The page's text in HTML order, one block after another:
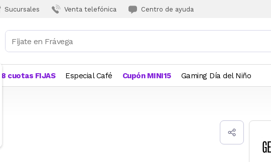
Sucursales Venta telefónica Centro de ayuda
18 cuotas FIJAS Especial Café Cupón MINI15 Gaming Día del Niño